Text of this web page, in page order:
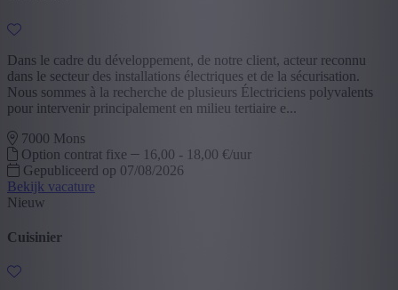
Dans le cadre du développement, de notre client, acteur reconnu
dans le secteur des installations électriques et de la sécurisation.
Nous sommes à la recherche de plusieurs Électriciens polyvalents
pour intervenir principalement en milieu tertiaire e...
7000 Mons
Option contrat fixe
16,00 - 18,00 €/uur
Gepubliceerd op 07/08/2026
Bekijk vacature
Nieuw
Cuisinier